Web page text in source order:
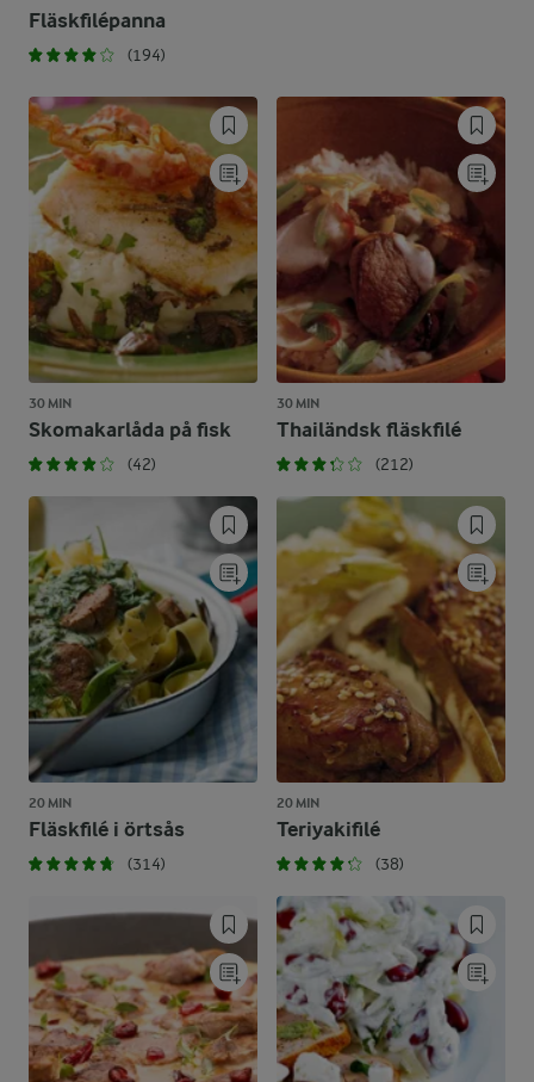
Fläskfilépanna
(194)
30 MIN
Skomakarlåda på fisk
(42)
30 MIN
Thailändsk fläskfilé
(212)
20 MIN
Fläskfilé i örtsås
(314)
20 MIN
Teriyakifilé
(38)